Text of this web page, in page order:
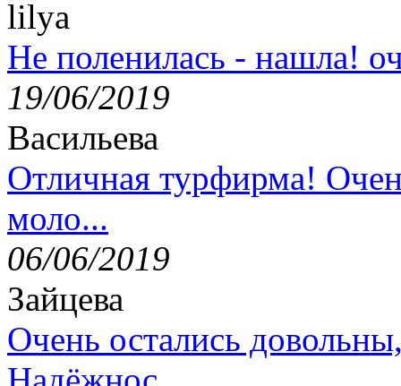
lilya
Не поленилась - нашла!
19/06/2019
Васильева
Отличная турфирма!
моло...
06/06/2019
Зайцева
Очень остались